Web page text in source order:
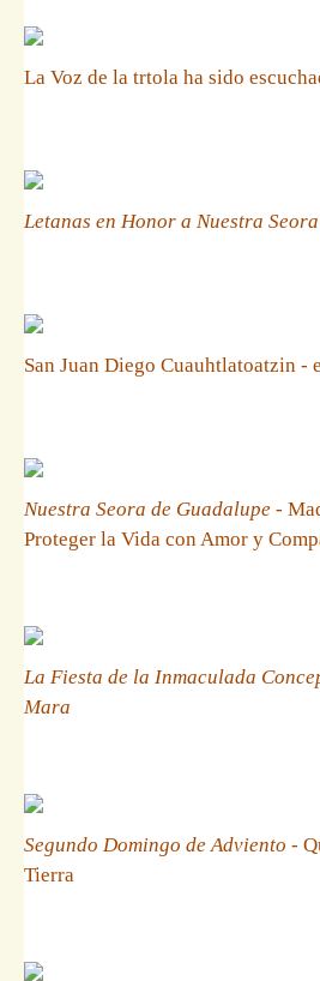
La Voz de la trtola ha sido
Letanas en Honor a Nuestra
San Juan Diego Cuauhtlatoatzin -
Nuestra Seora de Guadalupe -
Proteger la Vida con Amor y
La Fiesta de la Inmaculada
Mara
Segundo Domingo de Adviento -
Tierra